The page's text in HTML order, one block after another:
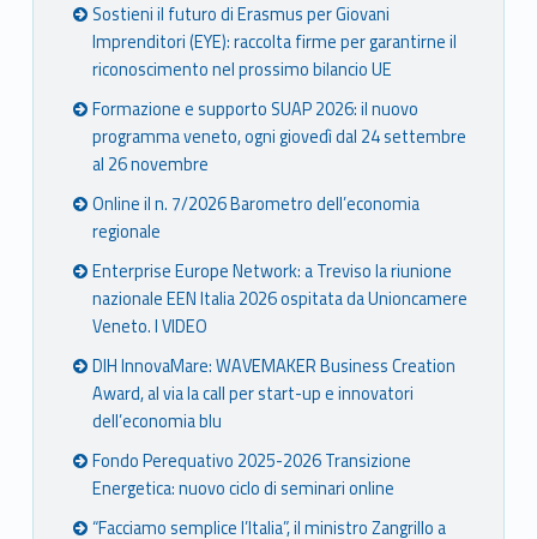
Sostieni il futuro di Erasmus per Giovani
Imprenditori (EYE): raccolta firme per garantirne il
riconoscimento nel prossimo bilancio UE
Formazione e supporto SUAP 2026: il nuovo
programma veneto, ogni giovedì dal 24 settembre
al 26 novembre
Online il n. 7/2026 Barometro dell’economia
regionale
Enterprise Europe Network: a Treviso la riunione
nazionale EEN Italia 2026 ospitata da Unioncamere
Veneto. I VIDEO
DIH InnovaMare: WAVEMAKER Business Creation
Award, al via la call per start-up e innovatori
dell’economia blu
Fondo Perequativo 2025-2026 Transizione
Energetica: nuovo ciclo di seminari online
“Facciamo semplice l’Italia”, il ministro Zangrillo a